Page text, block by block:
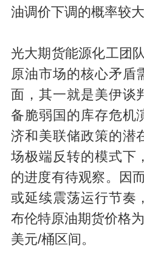
油调价下调的概率较大
光大期货能源化工团
原油市场的核心矛盾
面，其一就是美伊谈
备脆弱国的库存危机
济和美联储政策的潜
场极端反转的模式下
的进度有待观察。因
或延续震荡运行节奏
布伦特原油期货价格
美元/桶区间。